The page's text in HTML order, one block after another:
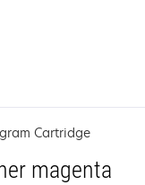
Cartridge
magenta